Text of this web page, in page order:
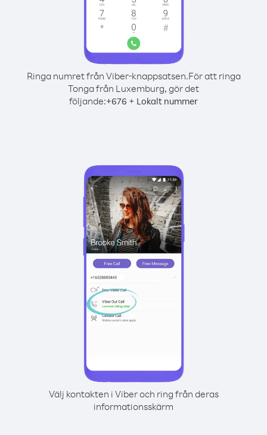
Ringa numret från Viber-knappsatsen.För att ringa
Tonga från Luxemburg, gör det
följande:+676 + Lokalt nummer
Välj kontakten i Viber och ring från deras
informationsskärm